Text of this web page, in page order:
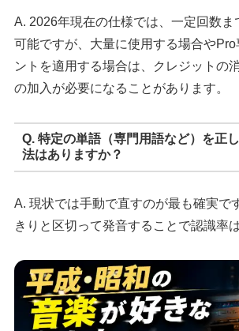
A. 2026年現在の仕様では、一定回数ま
可能ですが、大量に使用する場合や
ントを適用する場合は、クレジットの
の加入が必要になることがあります。
Q. 特定の単語（専門用語など）を正
法はありますか？
A. 現状では手動で直すのが最も確実で
きりと区切って発音することで認識率